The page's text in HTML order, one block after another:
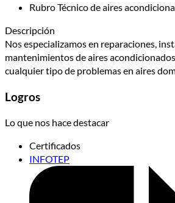
RubroTécnico de aires
Descripción
Nos especializamos en reparaciones,
mantenimientos de aires
cualquier tipo de problemas en aires
Logros
Lo que nos hace destacar
Certificados
INFOTEP